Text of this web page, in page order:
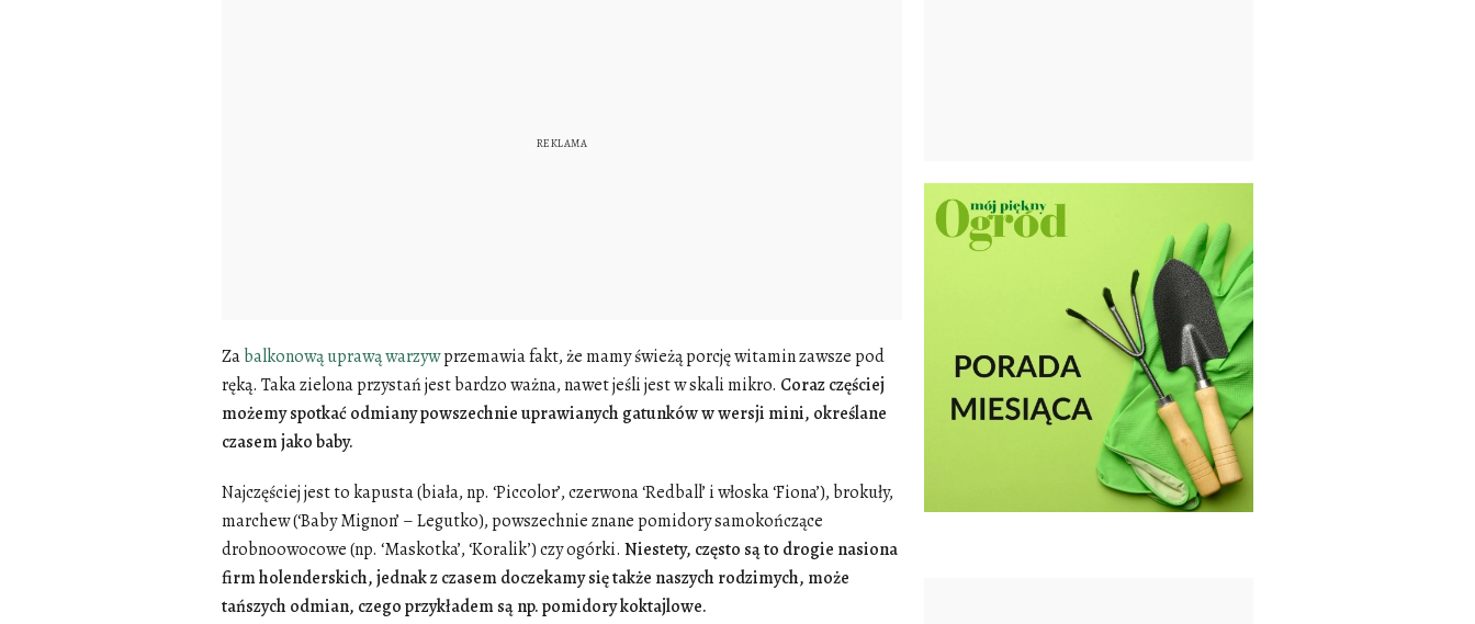
Zabalkonową uprawą warzywprzemawia fakt, że mamy świeżą porcję witamin zawsze pod
ręką. Taka zielona przystań jest bardzo ważna, nawet jeśli jest w skali mikro. Coraz częściej
możemy spotkać odmiany powszechnie uprawianych gatunków w wersji mini, określane
czasem jako baby.
Najczęściej jest to kapusta (biała, np. ‘Piccolor’, czerwona ‘Redball’ i włoska ‘Fiona’), brokuły,
marchew (‘Baby Mignon’ – Legutko), powszechnie znane pomidory samokończące
drobnoowocowe (np. ‘Maskotka’, ‘Koralik’) czy ogórki. Niestety, często są to drogie nasiona
firm holenderskich, jednak z czasem doczekamy się także naszych rodzimych, może
tańszych odmian, czego przykładem są np. pomidory koktajlowe.